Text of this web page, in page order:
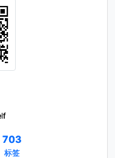
703
标签